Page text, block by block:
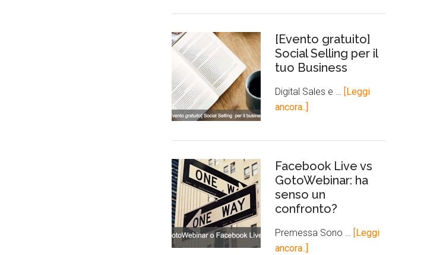
[Evento gratuito]
Social Selling per il
tuo Business
Digital Sales e …
[Leggi
ancora..]
Facebook Live vs
GotoWebinar: ha
senso un
confronto?
Premessa Sono …
[Leggi
ancora..]